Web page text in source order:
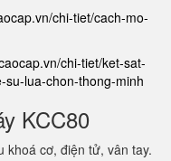
chi-tiet/cach-mo-
chi-tiet/ket-sat-
lua-chon-thong-minh
KCC80
khoá cơ, điện tử, vân tay.